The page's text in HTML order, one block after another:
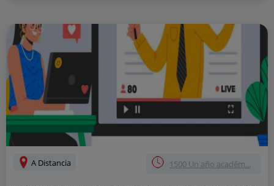
A Distancia 1500 Un año académ...